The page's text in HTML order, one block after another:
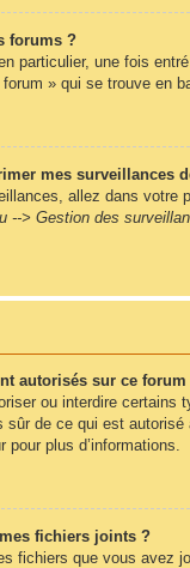
forums ?
particulier, une fois
» qui se trouve en
mes surveillances
allez dans votre
--> Gestion des
autorisés sur ce forum
ou interdire certains
sûr de ce qui est autorisé
pour plus d’informations.
fichiers joints ?
fichiers que vous avez